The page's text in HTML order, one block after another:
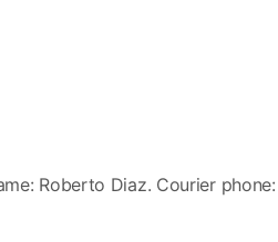
Roberto Diaz. Courier phone: